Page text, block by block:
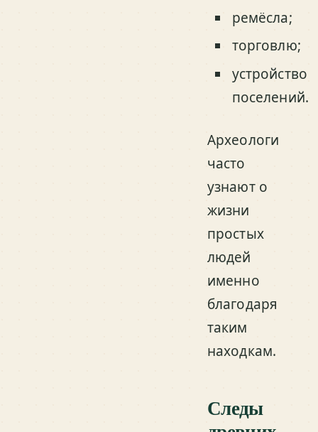
ремёсла;
торговлю;
устройство
поселений.
Археологи
часто
узнают о
жизни
простых
людей
именно
благодаря
таким
находкам.
Следы